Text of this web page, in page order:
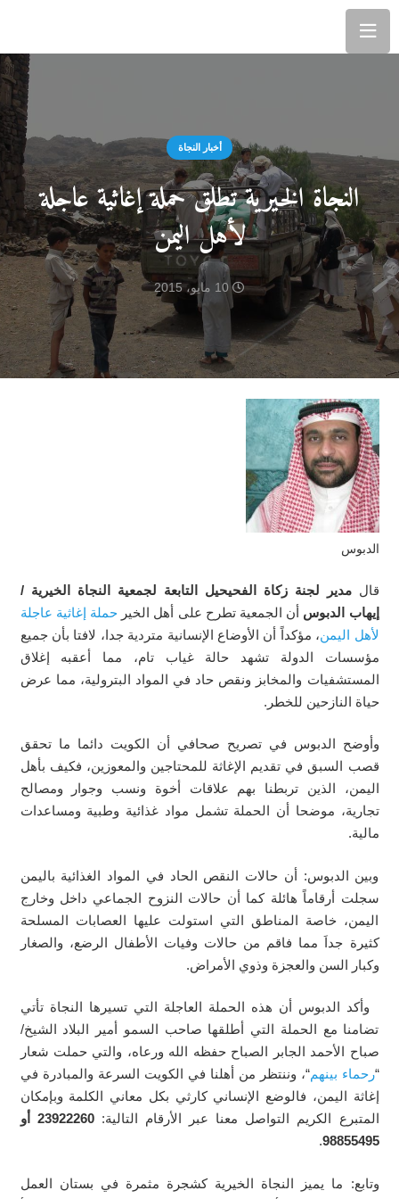
أخبار النجاة
النجاة الخيرية تطلق حملة إغاثية عاجلة
لأهل اليمن
10 مايو، 2015
الدبوس
قالمدير لجنة زكاة الفحيحيل التابعة لجمعية النجاة الخيرية /
إيهاب الدبوس أن الجمعية تطرح على أهل الخيرحملة إغاثية عاجلة
لأهل اليمن، مؤكداً أن الأوضاع الإنسانية متردية جدا، لافتا بأن جميع
مؤسسات الدولة تشهد حالة غياب تام، مما أعقبه إغلاق
المستشفيات والمخابز ونقص حاد في المواد البترولية، مما عرض
حياة النازحين للخطر.
وأوضح الدبوس في تصريح صحافي أن الكويت دائما ما تحقق
قصب السبق في تقديم الإغاثة للمحتاجين والمعوزين، فكيف بأهل
اليمن، الذين تربطنا بهم علاقات أخوة ونسب وجوار ومصالح
تجارية، موضحا أن الحملة تشمل مواد غذائية وطبية ومساعدات
مالية.
وبين الدبوس: أن حالات النقص الحاد في المواد الغذائية باليمن
سجلت أرقاماً هائلة كما أن حالات النزوح الجماعي داخل وخارج
اليمن، خاصة المناطق التي استولت عليها العصابات المسلحة
كثيرة جداَ مما فاقم من حالات وفيات الأطفال الرضع، والصغار
وكبار السن والعجزة وذوي الأمراض.
وأكد الدبوس أن هذه الحملة العاجلة التي تسيرها النجاة تأتي
تضامنا مع الحملة التي أطلقها صاحب السمو أمير البلاد الشيخ/
صباح الأحمد الجابر الصباح حفظه الله ورعاه، والتي حملت شعار
“رحماء بينهم“، وننتظر من أهلنا في الكويت السرعة والمبادرة في
إغاثة اليمن، فالوضع الإنساني كارثي بكل معاني الكلمة وبإمكان
المتبرع الكريم التواصل معنا عبر الأرقام التالية:
23922260 أو
98855495
.
وتابع: ما يميز النجاة الخيرية كشجرة مثمرة في بستان العمل